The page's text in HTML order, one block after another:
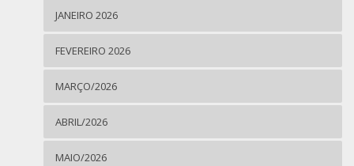
JANEIRO 2026
FEVEREIRO 2026
MARÇO/2026
ABRIL/2026
MAIO/2026